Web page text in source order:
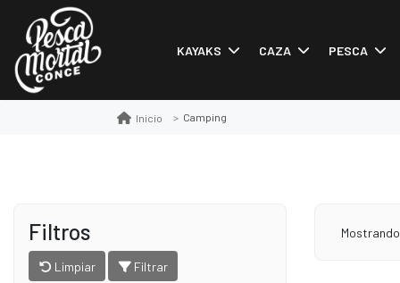
KAYAKS CAZA PESCA
Inicio Camping
Filtros
Limpiar Filtrar
Mostrando